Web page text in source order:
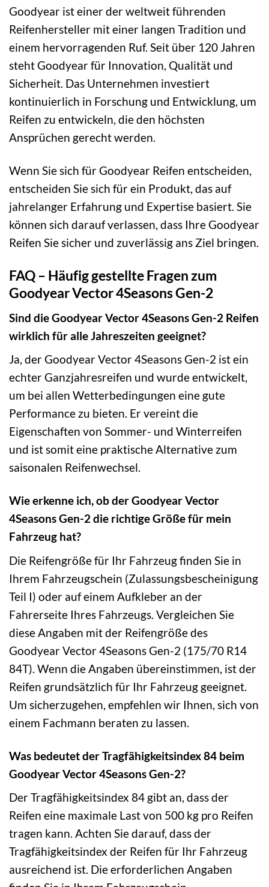
Goodyear ist einer der weltweit führenden
Reifenhersteller mit einer langen Tradition und
einem hervorragenden Ruf. Seit über 120 Jahren
steht Goodyear für Innovation, Qualität und
Sicherheit. Das Unternehmen investiert
kontinuierlich in Forschung und Entwicklung, um
Reifen zu entwickeln, die den höchsten
Ansprüchen gerecht werden.
Wenn Sie sich für Goodyear Reifen entscheiden,
entscheiden Sie sich für ein Produkt, das auf
jahrelanger Erfahrung und Expertise basiert. Sie
können sich darauf verlassen, dass Ihre Goodyear
Reifen Sie sicher und zuverlässig ans Ziel bringen.
FAQ – Häufig gestellte Fragen zum
Goodyear Vector 4Seasons Gen-2
Sind die Goodyear Vector 4Seasons Gen-2 Reifen
wirklich für alle Jahreszeiten geeignet?
Ja, der Goodyear Vector 4Seasons Gen-2 ist ein
echter Ganzjahresreifen und wurde entwickelt,
um bei allen Wetterbedingungen eine gute
Performance zu bieten. Er vereint die
Eigenschaften von Sommer- und Winterreifen
und ist somit eine praktische Alternative zum
saisonalen Reifenwechsel.
Wie erkenne ich, ob der Goodyear Vector
4Seasons Gen-2 die richtige Größe für mein
Fahrzeug hat?
Die Reifengröße für Ihr Fahrzeug finden Sie in
Ihrem Fahrzeugschein (Zulassungsbescheinigung
Teil I) oder auf einem Aufkleber an der
Fahrerseite Ihres Fahrzeugs. Vergleichen Sie
diese Angaben mit der Reifengröße des
Goodyear Vector 4Seasons Gen-2 (175/70 R14
84T). Wenn die Angaben übereinstimmen, ist der
Reifen grundsätzlich für Ihr Fahrzeug geeignet.
Um sicherzugehen, empfehlen wir Ihnen, sich von
einem Fachmann beraten zu lassen.
Was bedeutet der Tragfähigkeitsindex 84 beim
Goodyear Vector 4Seasons Gen-2?
Der Tragfähigkeitsindex 84 gibt an, dass der
Reifen eine maximale Last von 500 kg pro Reifen
tragen kann. Achten Sie darauf, dass der
Tragfähigkeitsindex der Reifen für Ihr Fahrzeug
ausreichend ist. Die erforderlichen Angaben